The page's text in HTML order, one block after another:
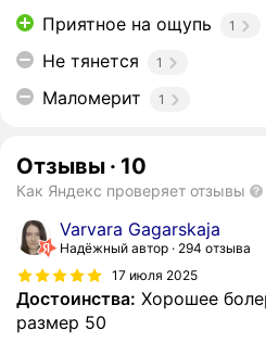
Приятное на ощупь 1
Не тянется 1
Маломерит 1
Отзывы · 10
Как Яндекс проверяет отзывы
Varvara Gagarskaja
Надёжный автор
294 отзыва
17 июля 2025
Достоинства: Хорошее
размер 50